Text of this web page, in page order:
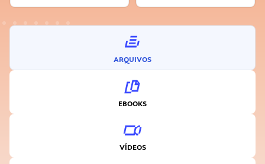
ARQUIVOS
EBOOKS
VÍDEOS